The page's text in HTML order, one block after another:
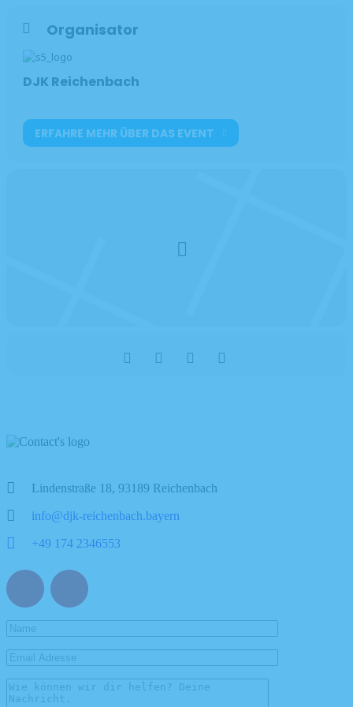
Organisator
DJK Reichenbach
ERFAHRE MEHR ÜBER DAS EVENT
Lindenstraße 18, 93189 Reichenbach
info@djk-reichenbach.bayern
+49 174 2346553